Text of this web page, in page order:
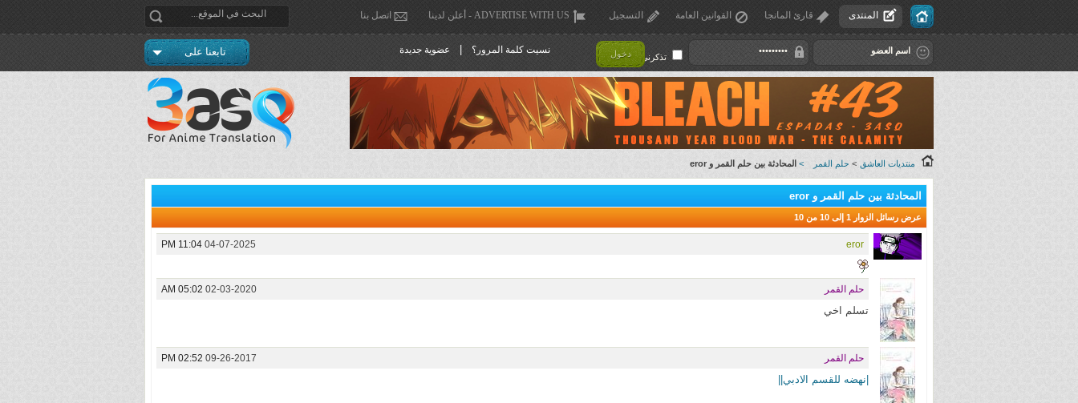
المنتدى قارئ المانجا القوانين العامة التسجيل ADVERTISE WITH US - أعلن لدينا اتصل بنا
تذكرني ! دخول نسيت كلمة المرور؟ عضوية جديدة تابعنا على
منتديات العاشق > حلم القمر > المحادثة بين حلم القمر و eror
المحادثة بين حلم القمر و eror
عرض رسائل الزوار 1 إلى 10 من 10
04-07-2025
11:04 PM eror
02-03-2020
05:02 AM حلم القمر
تسلم اخي
09-26-2017
02:52 PM حلم القمر
|نهضه للقسم الادبي||